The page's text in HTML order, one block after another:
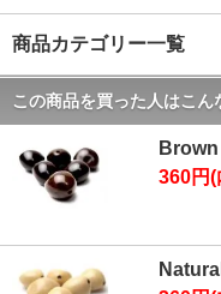
商品カテゴリー一覧
この商品を買った人はこ
360円(